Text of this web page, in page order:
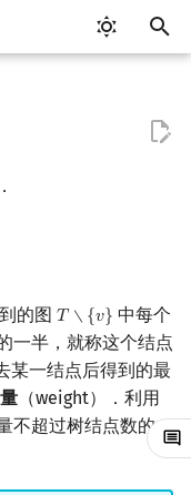
技巧
Plus
控制语句
数据类型
运算符
排序
排序
排序
形不等式优化
Trick 优化
二分
码
公约数
函数
数论变换
沃尔什变换
Z 变换
那契数列
排列
兰数
变换
式
算法
变量的数字特征
不等式
平组合游戏
迭代法
树
块
Tree
最值操作 & 区间历史
Tournament Tree
羊树
尔树
久化平衡树
久化字典树
久化可并堆
数组套权值线段树
套树状数组
Tree
算法
退火
的图 𝑇 ∖ {𝑣}
T∖ {v}
中每个
一半，就称这个结点
某一结点后得到的最
（weight）．利用
不超过树结点数的一